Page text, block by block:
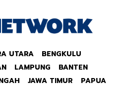
UTARA
BENGKULU
LAMPUNG
BANTEN
JAWA TIMUR PAPUA